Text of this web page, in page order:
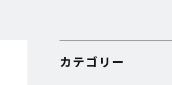
カテゴリー